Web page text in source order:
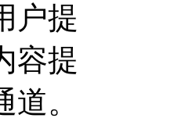
户提
容提
。